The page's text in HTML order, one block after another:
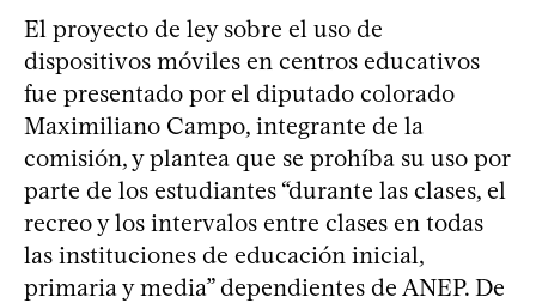
El proyecto de ley sobre el uso de
dispositivos móviles en centros educativos
fue presentado por el diputado colorado
Maximiliano Campo, integrante de la
comisión, y plantea que se prohíba su uso por
parte de los estudiantes “durante las clases, el
recreo y los intervalos entre clases en todas
las instituciones de educación inicial,
primaria y media” dependientes de ANEP. De